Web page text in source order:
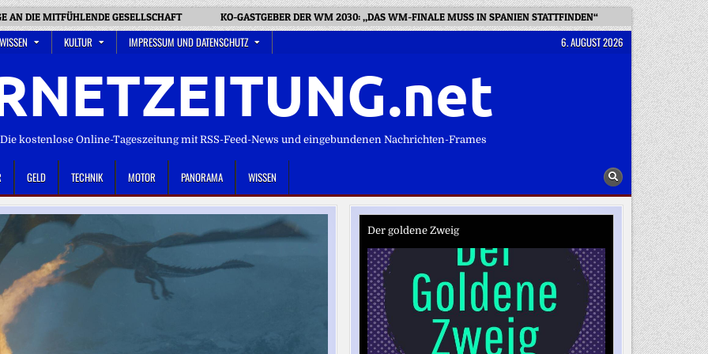
AN DIE MITFÜHLENDE GESELLSCHAFT KO-GASTGEBER DER WM 2030: „DAS WM-FINALE MUSS IN SPANIEN STATTFINDEN“ WEGEN KOT
KULTUR IMPRESSUM UND DATENSCHUTZ 6. AUGUST 2026
kostenlose Online-Tageszeitung mit RSS-Feed-News und eingebundenen Nachrichten-Frames
GELD TECHNIK MOTOR PANORAMA WISSEN
Der goldene Zweig